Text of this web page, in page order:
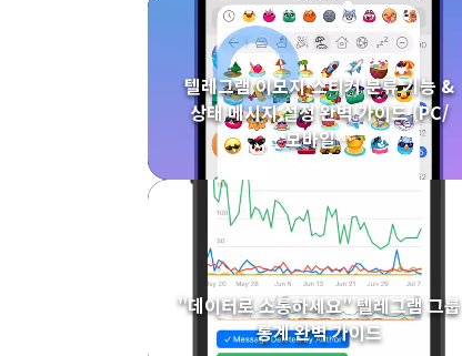
텔레그램 이모지·스티커 분류 기능 &
상태 메시지 설정 완벽 가이드 (PC/
모바일…
"데이터로 소통하세요" 텔레그램 그룹
통계 완벽 가이드